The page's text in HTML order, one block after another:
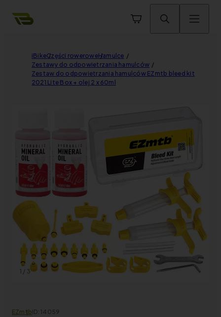
iBikeCzęści roweroweHamulce
Zestawy do odpowietrzania hamulców
Zestaw do odpowietrzania hamulców EZmtb bleed kit
2021 Lite Box + olej 2 x 60ml
1 / 3
EZmtbID: 14059